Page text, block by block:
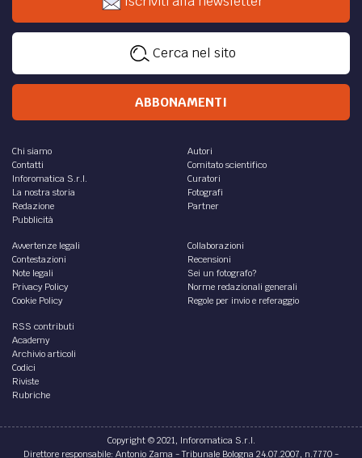
DIRITTO /
Software - Tribunale di Milano:
risoluzione di contratto di fornitura software e
sito web
Il contratto stipulato tra una software house
editrice, avente ad oggetto
la fornitura di un prodotto
informatico
diMarco Dettori
DIRITTO /
responsabilità del gestore del sito: il caso Rolf
Anders Daniel Pihl c. Svezia
La ricerca di un punto di equilibrio tra tutela dei diritti della
personalità e libertà di espressione sul web e, più in
particolare, l’individuazione dei...